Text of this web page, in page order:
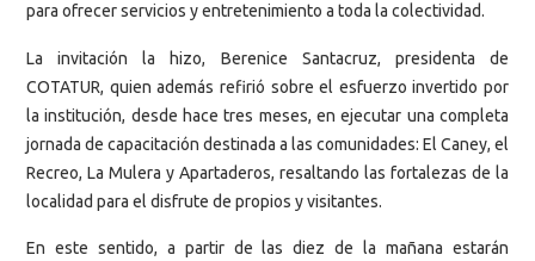
para ofrecer servicios y entretenimiento a toda la colectividad.
La invitación la hizo, Berenice Santacruz, presidenta de
COTATUR, quien además refirió sobre el esfuerzo invertido por
la institución, desde hace tres meses, en ejecutar una completa
jornada de capacitación destinada a las comunidades: El Caney, el
Recreo, La Mulera y Apartaderos, resaltando las fortalezas de la
localidad para el disfrute de propios y visitantes.
En este sentido, a partir de las diez de la mañana estarán